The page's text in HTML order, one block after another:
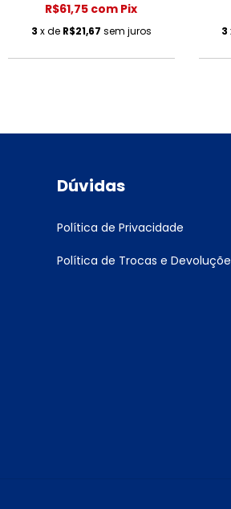
R$61,75 com Pix
3 x de R$21,67 sem juros 3
Dúvidas
Política de Privacidade
Política de Trocas e